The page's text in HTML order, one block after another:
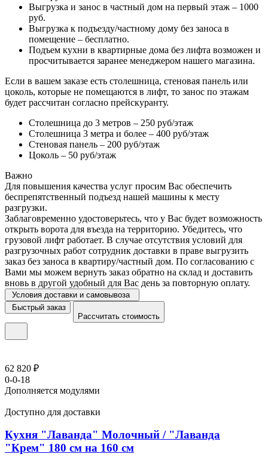
Выгрузка и занос в частный дом на первый этаж – 1000
руб.
Выгрузка к подъезду/частному дому без заноса в
помещение – бесплатно.
Подъем кухни в квартирные дома без лифта возможен и
просчитывается заранее менеджером нашего магазина.
Если в вашем заказе есть столешница, стеновая панель или
цоколь, которые не помещаются в лифт, то занос по этажам
будет рассчитан согласно прейскуранту.
Столешница до 3 метров – 250 руб/этаж
Столешница 3 метра и более – 400 руб/этаж
Стеновая панель – 200 руб/этаж
Цоколь – 50 руб/этаж
Важно
Для повышения качества услуг просим Вас обеспечить
беспрепятственный подъезд нашей машины к месту
разгрузки.
Заблаговременно удостоверьтесь, что у Вас будет возможность
открыть ворота для въезда на территорию. Убедитесь, что
грузовой лифт работает. В случае отсутствия условий для
разгрузочных работ сотрудник доставки в праве выгрузить
заказ без заноса в квартиру/частный дом. По согласованию с
Вами мы можем вернуть заказ обратно на склад и доставить
вновь в другой удобный для Вас день за повторную оплату.
Условия доставки и самовывоза
Быстрый заказ
Рассчитать стоимость
62 820 ₽
0-0-18
Дополняется модулями
Доступно для доставки
Кухня "Лаванда" Молочный / "Лаванда
"Крем" 180 см на 160 см